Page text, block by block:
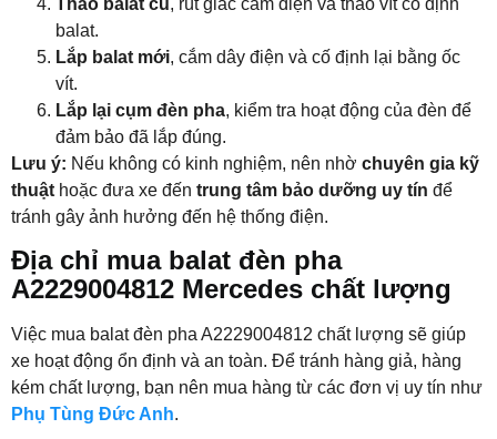
balat.
Lắp balat mới, cắm dây điện và cố định lại bằng ốc
vít.
Lắp lại cụm đèn pha, kiểm tra hoạt động của đèn để
đảm bảo đã lắp đúng.
Lưu ý: Nếu không có kinh nghiệm, nên nhờ chuyên gia kỹ
thuật hoặc đưa xe đến trung tâm bảo dưỡng uy tín để
tránh gây ảnh hưởng đến hệ thống điện.
Địa chỉ mua balat đèn pha
A2229004812 Mercedes chất lượng
Việc mua balat đèn pha A2229004812 chất lượng sẽ giúp
xe hoạt động ổn định và an toàn. Để tránh hàng giả, hàng
kém chất lượng, bạn nên mua hàng từ các đơn vị uy tín như
Phụ Tùng Đức Anh.